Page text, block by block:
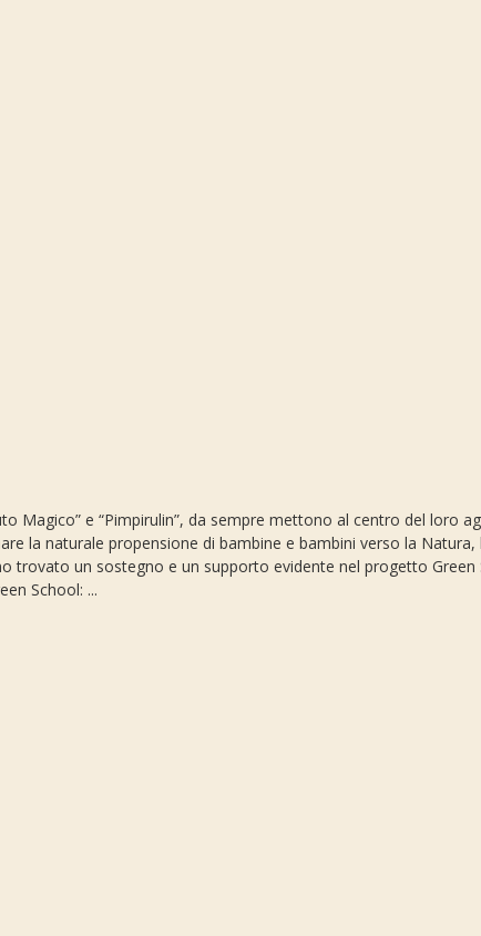
Magico” e “Pimpirulin”, da sempre mettono al centro del loro
la naturale propensione di bambine e bambini verso la Natura,
trovato un sostegno e un supporto evidente nel progetto Green
School: ...